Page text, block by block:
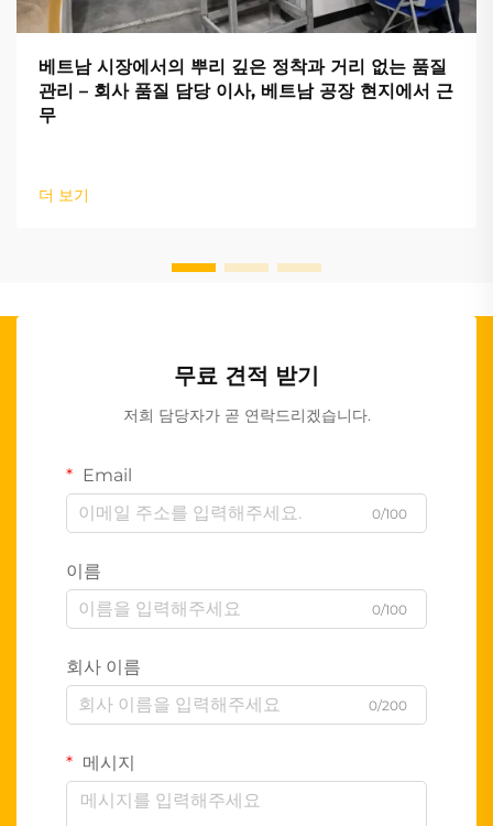
베트남 시장에서의 뿌리 깊은 정착과 거리 없는 품질
관리 – 회사 품질 담당 이사, 베트남 공장 현지에서 근
무
더 보기
무료 견적 받기
저희 담당자가 곧 연락드리겠습니다.
Email
0/100
이름
0/100
회사 이름
0/200
메시지